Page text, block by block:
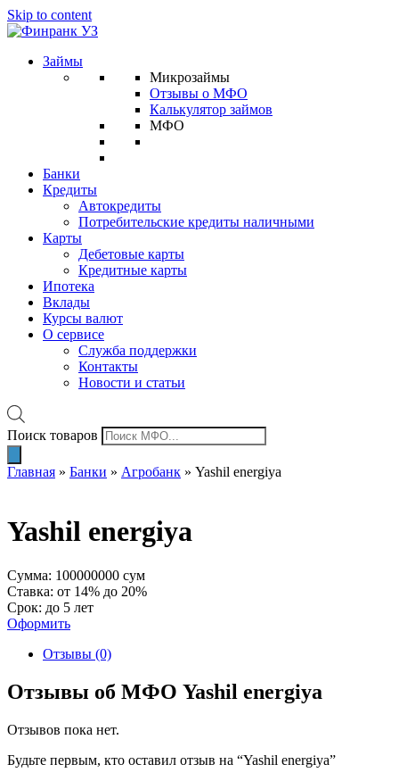
Skip to content
Займы
Микрозаймы
Отзывы о МФО
Калькулятор займов
МФО
Банки
Кредиты
Автокредиты
Потребительские кредиты наличными
Карты
Дебетовые карты
Кредитные карты
Ипотека
Вклады
Курсы валют
О сервисе
Служба поддержки
Контакты
Новости и статьи
Поиск товаров
Главная » Банки » Агробанк » Yashil energiya
Yashil energiya
Сумма: 100000000 сум
Ставка: от 14% до 20%
Срок: до 5 лет
Оформить
Отзывы (0)
Отзывы об МФО Yashil energiya
Отзывов пока нет.
Будьте первым, кто оставил отзыв на “Yashil energiya”